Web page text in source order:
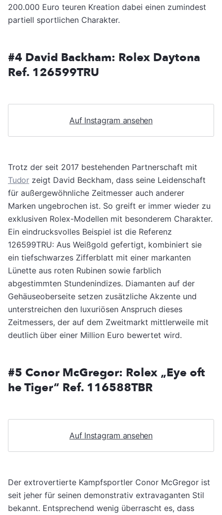
200.000 Euro teuren Kreation dabei einen zumindest
partiell sportlichen Charakter.
#4 David Backham: Rolex Daytona
Ref. 126599TRU
Auf Instagram ansehen
Trotz der seit 2017 bestehenden Partnerschaft mit
Tudorzeigt David Beckham, dass seine Leidenschaft
für außergewöhnliche Zeitmesser auch anderer
Marken ungebrochen ist. So greift er immer wieder zu
exklusiven Rolex-Modellen mit besonderem Charakter.
Ein eindrucksvolles Beispiel ist die Referenz
126599TRU: Aus Weißgold gefertigt, kombiniert sie
ein tiefschwarzes Zifferblatt mit einer markanten
Lünette aus roten Rubinen sowie farblich
abgestimmten Stundenindizes. Diamanten auf der
Gehäuseoberseite setzen zusätzliche Akzente und
unterstreichen den luxuriösen Anspruch dieses
Zeitmessers, der auf dem Zweitmarkt mittlerweile mit
deutlich über einer Million Euro bewertet wird.
#5 Conor McGregor: Rolex „Eye oft
he Tiger“ Ref. 116588TBR
Auf Instagram ansehen
Der extrovertierte Kampfsportler Conor McGregor ist
seit jeher für seinen demonstrativ extravaganten Stil
bekannt. Entsprechend wenig überrascht es, dass